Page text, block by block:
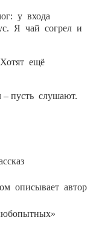
у входа
Я чай согрел и
ещё
слушают.
описывает автор